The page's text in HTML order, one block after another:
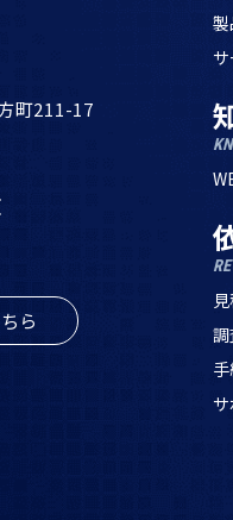
町211-17
ら